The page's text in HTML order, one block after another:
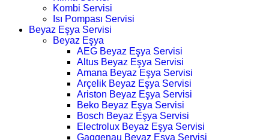
Kombi Servisi
Isı Pompası Servisi
Beyaz Eşya Servisi
Beyaz Eşya
AEG Beyaz Eşya Servisi
Altus Beyaz Eşya Servisi
Amana Beyaz Eşya Servisi
Arçelik Beyaz Eşya Servisi
Ariston Beyaz Eşya Servisi
Beko Beyaz Eşya Servisi
Bosch Beyaz Eşya Servisi
Electrolux Beyaz Eşya Servisi
Gaggenau Beyaz Eşya Servisi